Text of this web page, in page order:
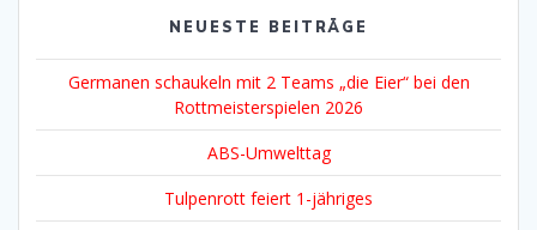
NEUESTE BEITRÄGE
Germanen schaukeln mit 2 Teams „die Eier“ bei den
Rottmeisterspielen 2026
ABS-Umwelttag
Tulpenrott feiert 1-jähriges